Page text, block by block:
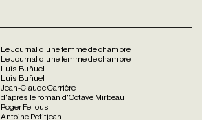
Le Journal d'une femme de chambre
Le Journal d'une femme de chambre
Luis Buñuel
Luis Buñuel
Jean-Claude Carrière
d'après le roman d'Octave Mirbeau
Roger Fellous
Antoine Petitjean